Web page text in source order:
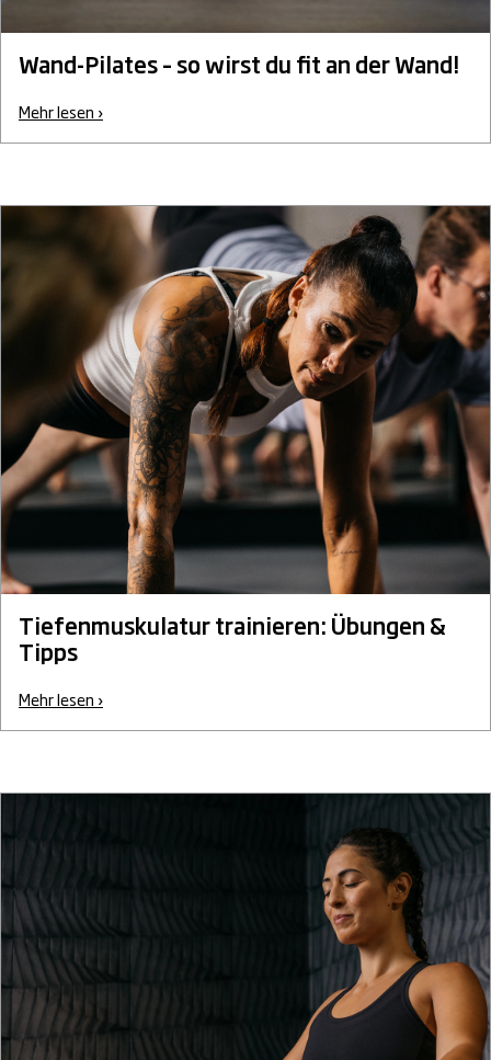
Wand-Pilates – so wirst du fit an der Wand!
Mehr lesen ›
Tiefenmuskulatur trainieren: Übungen &
Tipps
Mehr lesen ›